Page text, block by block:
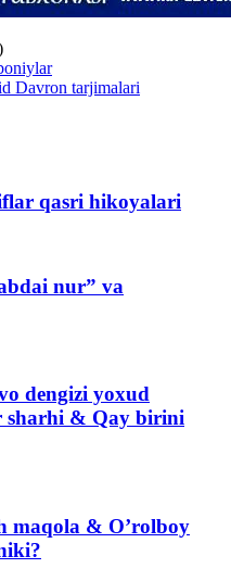
Davron tarjimalari
qasri hikoyalari
nur” va
dengizi yoxud
sharhi & Qay birini
maqola & O’rolboy